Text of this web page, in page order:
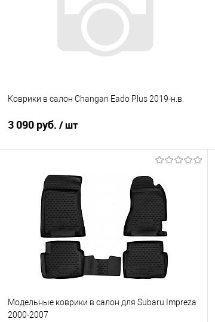
Под заказ
Коврики в салон Changan Eado Plus 2019-н.в.
3 090 руб. / шт
Купить в 1 клик
Сравнение
В избранное
Под заказ
Модельные коврики в салон для Subaru Impreza
2000-2007